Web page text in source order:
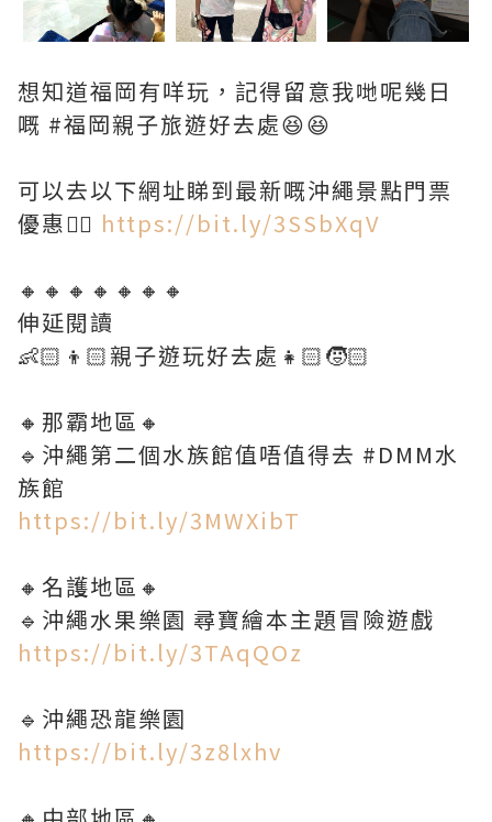
想知道福岡有咩玩，記得留意我哋呢幾日
嘅 #福岡親子旅遊好去處😆😆
可以去以下網址睇到最新嘅沖繩景點門票
優惠👍🏻 https://bit.ly/3SSbXqV
🔸🔸🔸🔸🔸🔸🔸
伸延閱讀
👶🏻👦🏻親子遊玩好去處👧🏻🧒🏻
🔸那霸地區🔸
🔹沖繩第二個水族館值唔值得去 #DMM水
族館
https://bit.ly/3MWXibT
🔸名護地區🔸
🔹沖繩水果樂園 尋寶繪本主題冒險遊戲
https://bit.ly/3TAqQOz
🔹沖繩恐龍樂園
https://bit.ly/3z8lxhv